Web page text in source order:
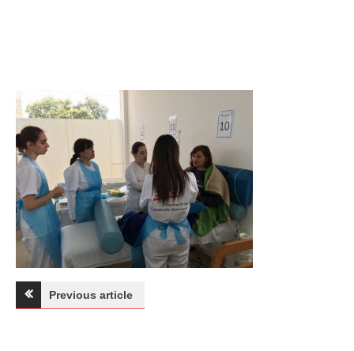
Navegação
Previous article